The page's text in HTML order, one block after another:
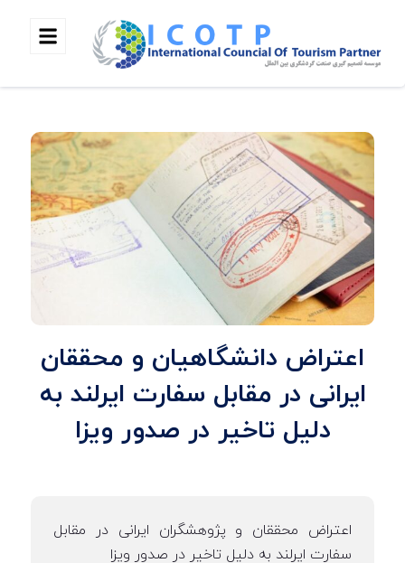
اعتراض دانشگاهیان و محققان
ایرانی در مقابل سفارت ایرلند به
دلیل تاخیر در صدور ویزا
اعتراض محققان و پژوهشگران ایرانی در مقابل
سفارت ایرلند به دلیل تاخیر در صدور ویزا